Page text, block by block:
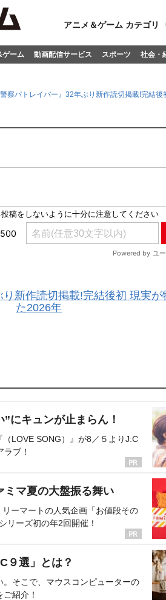
アニメ＆ゲーム カテゴリ
ゲーム 動画配信サービス スポーツ 社会・
察パトレイバー』32年ぶり新作読切掲載!完結
新作読切掲載!完結後初 現実が
た2026年
にキュンが止まらん！
LOVE SONG）』が8／５よりJ:C
ブ！
ミマ夏の大盤振る舞い
ーマートの人気企画「お値段その
リーズ初の年2回開催！
９選」とは？
そこで、マウスコンピューターの
紹介！